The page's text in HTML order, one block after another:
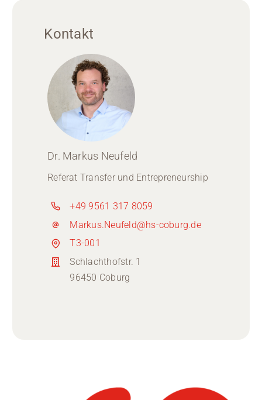
Kontakt
Dr. Markus Neufeld
Referat Transfer und Entrepreneurship
+49 9561 317 8059
Markus.Neufeld@hs-coburg.de
T3-001
Schlachthofstr. 1
96450 Coburg